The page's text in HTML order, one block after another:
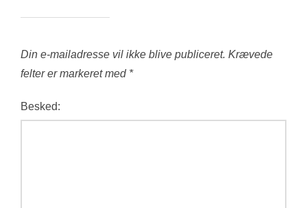
Din e-mailadresse vil ikke blive publiceret. Krævede
felter er markeret med *
Besked: